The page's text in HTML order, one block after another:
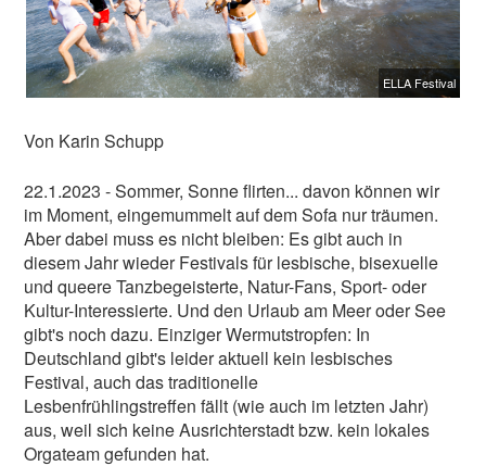
ELLA Festival
Von Karin Schupp
22.1.2023 - Sommer, Sonne flirten... davon können wir
im Moment, eingemummelt auf dem Sofa nur träumen.
Aber dabei muss es nicht bleiben: Es gibt auch in
diesem Jahr wieder Festivals für lesbische, bisexuelle
und queere Tanzbegeisterte, Natur-Fans, Sport- oder
Kultur-Interessierte. Und den Urlaub am Meer oder See
gibt's noch dazu. Einziger Wermutstropfen: In
Deutschland gibt's leider aktuell kein lesbisches
Festival, auch das traditionelle
Lesbenfrühlingstreffen fällt (wie auch im letzten Jahr)
aus, weil sich keine Ausrichterstadt bzw. kein lokales
Orgateam gefunden hat.